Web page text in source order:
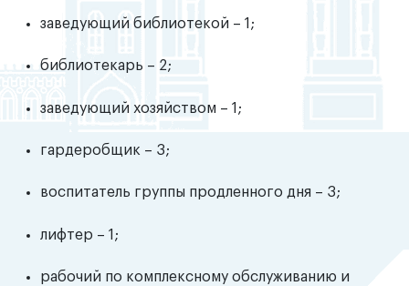
заведующий библиотекой – 1;
библиотекарь – 2;
заведующий хозяйством – 1;
гардеробщик – 3;
воспитатель группы продленного дня – 3;
лифтер – 1;
рабочий по комплексному обслуживанию и